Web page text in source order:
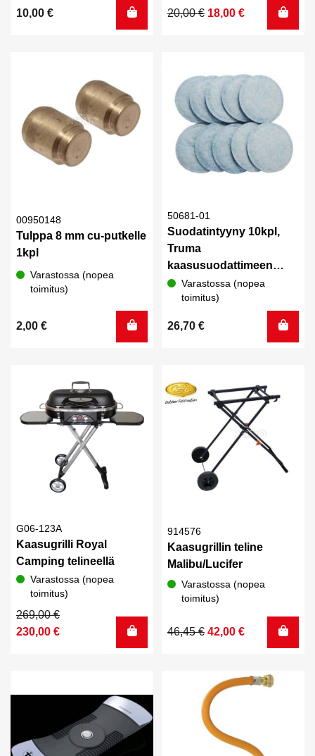
10,00 € 20,00€
Alkuperäinen
18,00 €
Nykyinen
00950148
Tulppa 8 mm cu-putkelle
1kpl
Varastossa (nopea
toimitus)
2,00 €
50681-01
Suodatintyyny 10kpl,
Truma
kaasusuodattimeen
50603-01
Varastossa (nopea
toimitus)
26,70 €
G06-123A
Kaasugrilli Royal
Camping telineellä
Varastossa (nopea
toimitus)
269,00€
Alkuperäinen
hinta
230,00 €
Nykyinen
hinta
914576
Kaasugrillin teline
Malibu/Lucifer
Varastossa (nopea
toimitus)
46,45€
Alkuperäinen
42,00 €
Nykyinen